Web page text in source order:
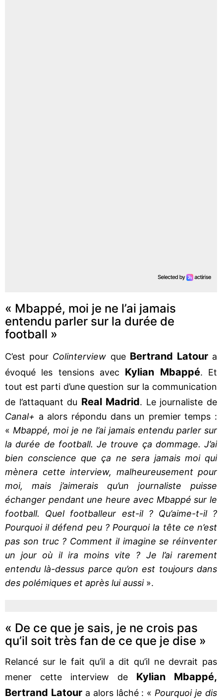
« Mbappé, moi je ne l’ai jamais
entendu parler sur la durée de
football »
C’est pour Colinterview que Bertrand Latoura
évoqué les tensions avec Kylian Mbappé. Et
tout est parti d’une question sur la communication
de l’attaquant du Real Madrid. Le journaliste de
Canal+ a alors répondu dans un premier temps :
« Mbappé, moi je ne l’ai jamais entendu parler sur
la durée de football. Je trouve ça dommage. J’ai
bien conscience que ça ne sera jamais moi qui
mènera cette interview, malheureusement pour
moi, mais j’aimerais qu’un journaliste puisse
échanger pendant une heure avec Mbappé sur le
football. Quel footballeur est-il ? Qu’aime-t-il ?
Pourquoi il défend peu ? Pourquoi la tête ce n’est
pas son truc ? Comment il imagine se réinventer
un jour où il ira moins vite ? Je l’ai rarement
entendu là-dessus parce qu’on est toujours dans
des polémiques et après lui aussi».
« De ce que je sais, je ne crois pas
qu’il soit très fan de ce que je dise »
Relancé sur le fait qu’il a dit qu’il ne devrait pas
mener cette interview de Kylian Mbappé,
Bertrand Latoura alors lâché : « Pourquoi je dis